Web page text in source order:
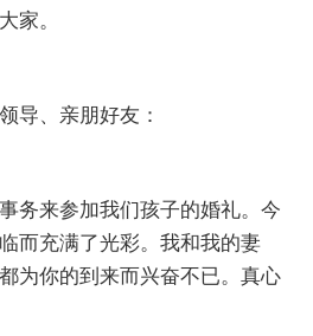
家。
导、亲朋好友：
务来参加我们孩子的婚礼。今
而充满了光彩。我和我的妻
为你的到来而兴奋不已。真心